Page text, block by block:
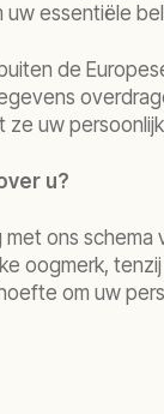
essentiële
de
uw
u?
ons
oogmerk,
om uw